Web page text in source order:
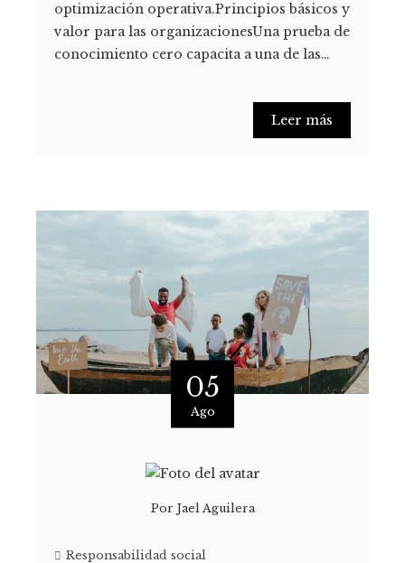
optimización operativa.Principios básicos y
valor para las organizacionesUna prueba de
conocimiento cero capacita a una de las…
Leer más
05
Ago
Por Jael Aguilera
Responsabilidad social